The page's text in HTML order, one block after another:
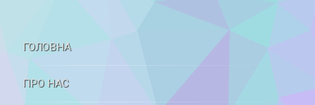
ГОЛОВНА
ПРО НАС